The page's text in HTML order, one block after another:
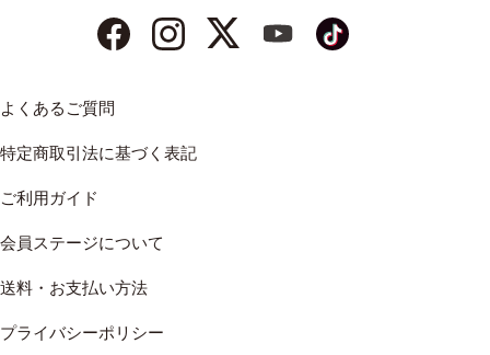
よくあるご質問
特定商取引法に基づく表記
ご利用ガイド
会員ステージについて
送料・お支払い方法
プライバシーポリシー